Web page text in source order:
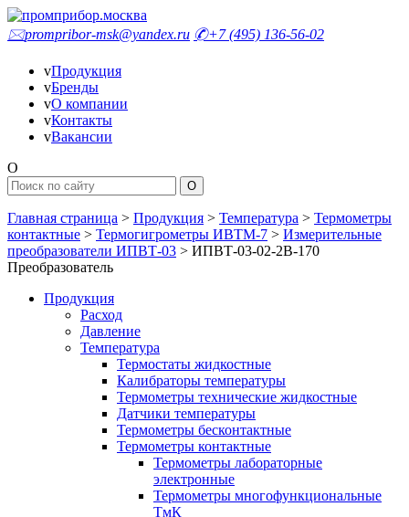
🖂prompribor-msk@yandex.ru ✆+7 (495) 136-56-02
vПродукция
vБренды
vО компании
vКонтакты
vВакансии
O
Главная страница > Продукция > Температура > Термометры
контактные > Термогигрометры ИВТМ-7 > Измерительные
преобразователи ИПВТ-03 > ИПВТ-03-02-2В-170
Преобразователь
Продукция
Расход
Давление
Температура
Термостаты жидкостные
Калибраторы температуры
Термометры технические жидкостные
Датчики температуры
Термометры бесконтактные
Термометры контактные
Термометры лабораторные
электронные
Термометры многофункциональные
ТмК